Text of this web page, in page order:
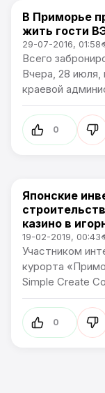
Новости
В Приморье
жить гости
29-07-2016, 01:58
Всего
Вчера, 28
краевой
0
Новости
Японские
казино в
19-02-2019, 00:43
Участником
курорта
Simple Create
0